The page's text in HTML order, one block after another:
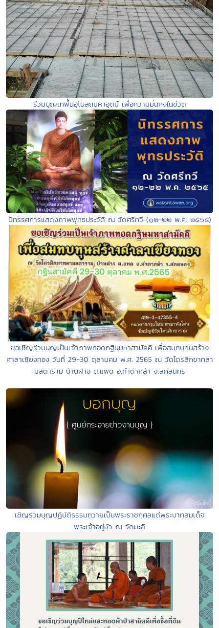
ร่วมบุญเทพื้นอุโบสถมหาอุตม์ เพื่อความมั่นคงในชีวิต
นิทรรศการแสดงภาพพุทธประวัติ ณ วัดศรีทวี (๑๒-๒๒ พ.ค. ๒๕๖๕)
ขอเชิญร่วมบุญเป็นเจ้าภาพทอดกฐินมหาสามัคคี เพื่อสมทบทุนสร้าง
ศาลาเชียงทอง วันที่ 29-30 ตุลามคม พ.ศ. 2565 ณ วัดไตรสิกขาทลา
มลตาราม บ้านฝาง ต.แพด อ.คำต้ากล้า จ.สกลนคร
เชิญร่วมบุญปฏิบัติธรรมถวายเป็นพระราชกุศลแด่พระบาทสมเด็จ
พระเจ้าอยู่หัว ณ วัดมะลิ